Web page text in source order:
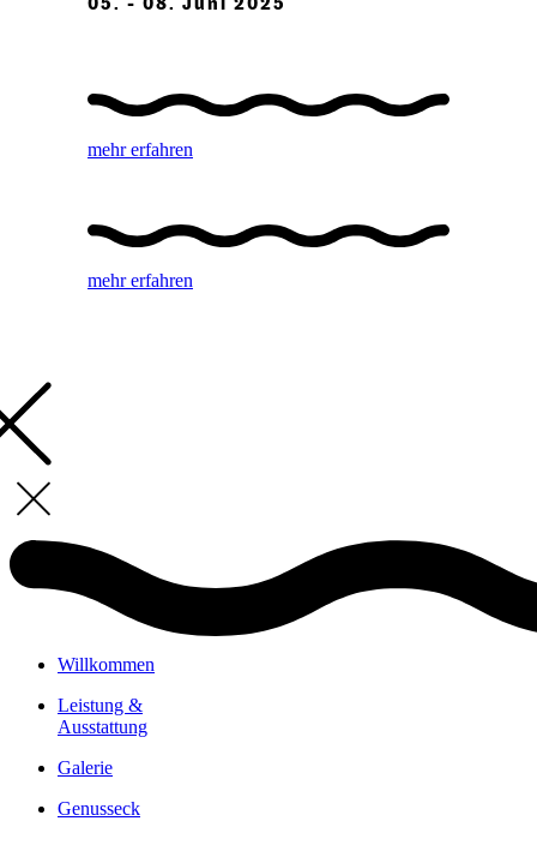
mehr erfahren
mehr erfahren
Hotel
Willkommen
Leistung &
Ausstattung
Galerie
Genusseck